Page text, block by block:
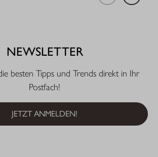
NEWSLETTER
besten Tipps und Trends direkt in Ihr
Postfach!
JETZT ANMELDEN!